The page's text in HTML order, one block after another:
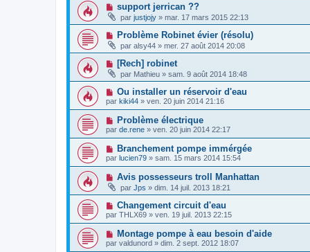
support jerrican ??
par justjojy » mar. 17 mars 2015 22:13
Problème Robinet évier (résolu)
par alsy44 » mer. 27 août 2014 20:08
[Rech] robinet
par Mathieu » sam. 9 août 2014 18:48
Ou installer un réservoir d'eau
par kiki44 » ven. 20 juin 2014 21:16
Problème électrique
par de.rene » ven. 20 juin 2014 22:17
Branchement pompe immérgée
par lucien79 » sam. 15 mars 2014 15:54
Avis possesseurs troll Manhattan
par Jps » dim. 14 juil. 2013 18:21
Changement circuit d'eau
par THLX69 » ven. 19 juil. 2013 22:15
Montage pompe à eau besoin d'aide
par valdunord » dim. 2 sept. 2012 18:07